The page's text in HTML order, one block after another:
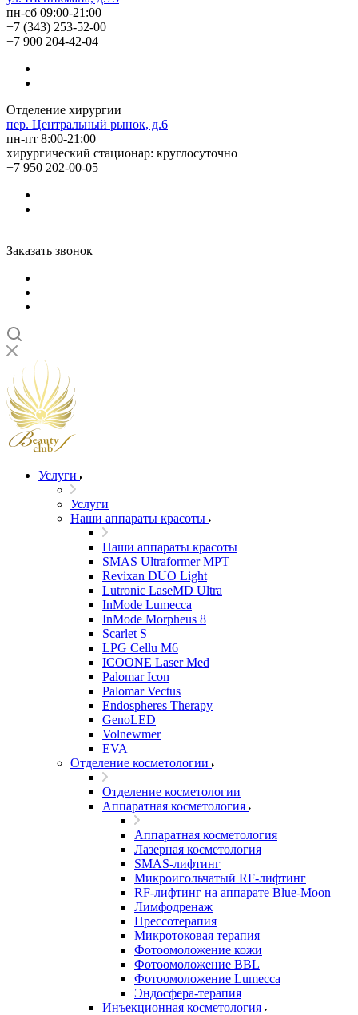
пн-сб 09:00-21:00
+7 (343) 253-52-00
+7 900 204-42-04
Отделение хирургии
пер. Центральный рынок, д.6
пн-пт 8:00-21:00
хирургический стационар: круглосуточно
+7 950 202-00-05
Заказать звонок
Услуги
Услуги
Наши аппараты красоты
Наши аппараты красоты
SMAS Ultraformer MPT
Revixan DUO Light
Lutronic LaseMD Ultra
InMode Lumecca
InMode Morpheus 8
Scarlet S
LPG Cellu M6
ICOONE Laser Med
Palomar Icon
Palomar Vectus
Endospheres Therapy
GenoLED
Volnewmer
EVA
Отделение косметологии
Отделение косметологии
Аппаратная косметология
Аппаратная косметология
Лазерная косметология
SMAS-лифтинг
Микроигольчатый RF-лифтинг
RF-лифтинг на аппарате Blue-Moon
Лимфодренаж
Прессотерапия
Микротоковая терапия
Фотоомоложение кожи
Фотоомоложение BBL
Фотоомоложение Lumecca
Эндосфера-терапия
Инъекционная косметология